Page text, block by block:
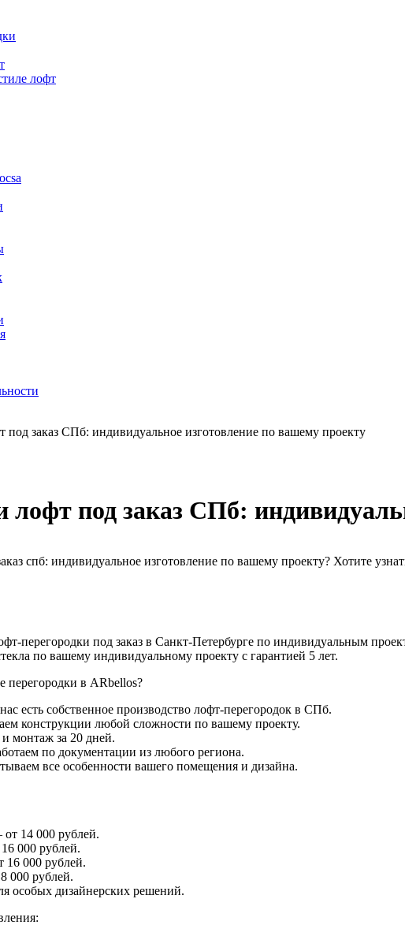
лофт
под заказ СПб: индивидуальное изготовление по вашему проекту
лофт под заказ СПб:
спб: индивидуальное изготовление по вашему проекту? Хотите
перегородки под заказ в Санкт-Петербурге по индивидуальным
по вашему индивидуальному проекту с гарантией 5 лет.
перегородки в ARbellos?
есть собственное производство лофт-перегородок в СПб.
конструкции любой сложности по вашему проекту.
монтаж за 20 дней.
по документации из любого региона.
все особенности вашего помещения и дизайна.
14 000 рублей.
000 рублей.
000 рублей.
000 рублей.
особых дизайнерских решений.